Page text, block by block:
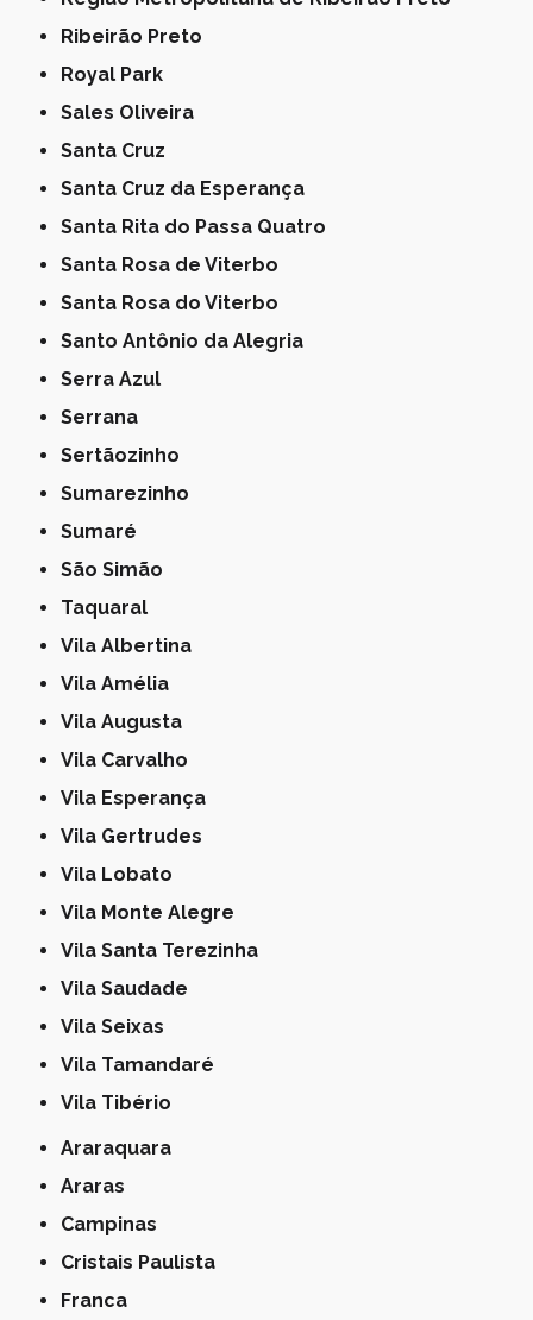
Ribeirão Preto
Royal Park
Sales Oliveira
Santa Cruz
Santa Cruz da Esperança
Santa Rita do Passa Quatro
Santa Rosa de Viterbo
Santa Rosa do Viterbo
Santo Antônio da Alegria
Serra Azul
Serrana
Sertãozinho
Sumarezinho
Sumaré
São Simão
Taquaral
Vila Albertina
Vila Amélia
Vila Augusta
Vila Carvalho
Vila Esperança
Vila Gertrudes
Vila Lobato
Vila Monte Alegre
Vila Santa Terezinha
Vila Saudade
Vila Seixas
Vila Tamandaré
Vila Tibério
Araraquara
Araras
Campinas
Cristais Paulista
Franca